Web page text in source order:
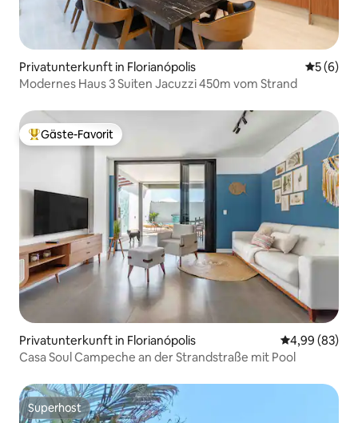
Privatunterkunft in Florianópolis
5 (6)
Modernes Haus 3 Suiten Jacuzzi 450m vom Strand
Beliebter Gäste-Favorit.
Gäste-Favorit
Privatunterkunft in Florianópolis
4,99 (83)
Casa Soul Campeche an der Strandstraße mit Pool
Superhost
Superhost